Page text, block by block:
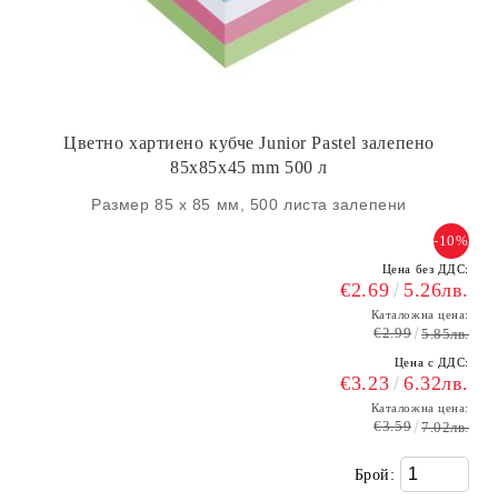
Цветно хартиено кубче Junior Pastel залепено
85х85х45 mm 500 л
Размер 85 х 85 мм, 500 листа залепени
-10%
Цена без ДДС:
€2.69 5.26лв.
Каталожна цена:
€2.99 5.85лв.
Цена с ДДС:
€3.23 6.32лв.
Каталожна цена:
€3.59 7.02лв.
Брой: